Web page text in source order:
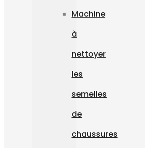
Machine
à
nettoyer
les
semelles
de
chaussures